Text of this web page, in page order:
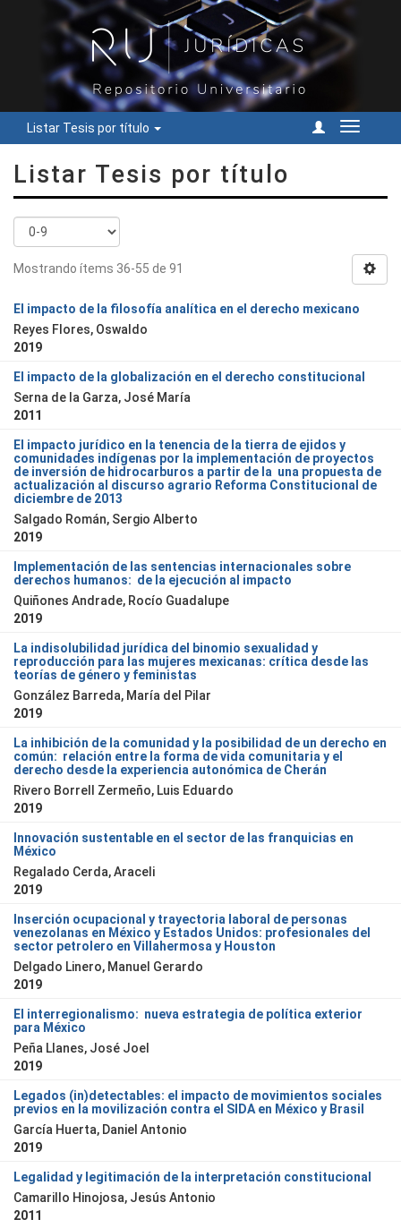
Listar Tesis por título
Cambiar
Listar Tesis por título
Mostrando ítems 36-55 de 91
El impacto de la filosofía analítica en el derecho mexicano
Reyes Flores, Oswaldo
2019
El impacto de la globalización en el derecho constitucional
Serna de la Garza, José María
2011
El impacto jurídico en la tenencia de la tierra de ejidos y
comunidades indígenas por la implementación de proyectos
de inversión de hidrocarburos a partir de la una propuesta de
actualización al discurso agrario Reforma Constitucional de
diciembre de 2013
Salgado Román, Sergio Alberto
2019
Implementación de las sentencias internacionales sobre
derechos humanos: de la ejecución al impacto
Quiñones Andrade, Rocío Guadalupe
2019
La indisolubilidad jurídica del binomio sexualidad y
reproducción para las mujeres mexicanas: crítica desde las
teorías de género y feministas
González Barreda, María del Pilar
2019
La inhibición de la comunidad y la posibilidad de un derecho en
común: relación entre la forma de vida comunitaria y el
derecho desde la experiencia autonómica de Cherán
Rivero Borrell Zermeño, Luis Eduardo
2019
Innovación sustentable en el sector de las franquicias en
México
Regalado Cerda, Araceli
2019
Inserción ocupacional y trayectoria laboral de personas
venezolanas en México y Estados Unidos: profesionales del
sector petrolero en Villahermosa y Houston
Delgado Linero, Manuel Gerardo
2019
El interregionalismo: nueva estrategia de política exterior
para México
Peña Llanes, José Joel
2019
Legados (in)detectables: el impacto de movimientos sociales
previos en la movilización contra el SIDA en México y Brasil
García Huerta, Daniel Antonio
2019
Legalidad y legitimación de la interpretación constitucional
Camarillo Hinojosa, Jesús Antonio
2011